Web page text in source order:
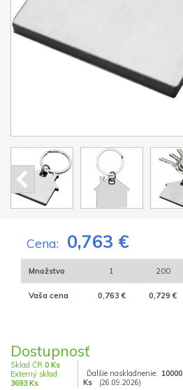
Cena: 0,763 €
Množstvo 1 200
Vaša cena 0,763 € 0,729 €
Dostupnosť
Sklad ČR 0 Ks
Externý sklad
3693 Ks
Ďalšie naskladnenie: 10000
Ks
(26.09.2026)